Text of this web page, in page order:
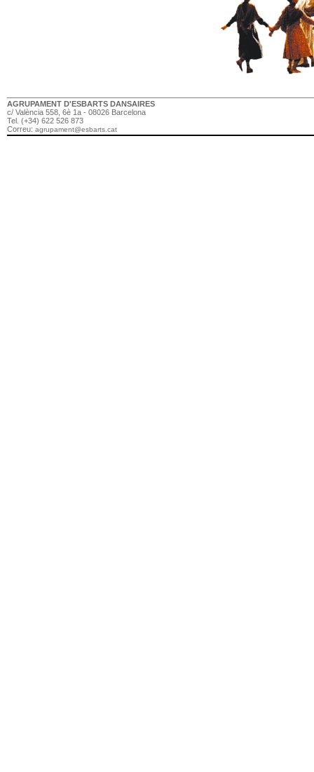
AGRUPAMENT D'ESBARTS DANSAIRES
c/ València 558, 6è 1a - 08026 Barcelona
Tel. (+34) 622 526 873
Correu: agrupament@esbarts.cat